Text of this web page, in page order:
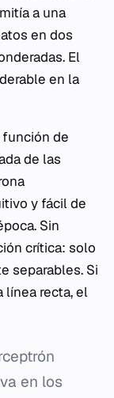
a una
en dos
El
en la
de
de las
y fácil de
Sin
crítica: solo
separables. Si
línea recta, el
en los